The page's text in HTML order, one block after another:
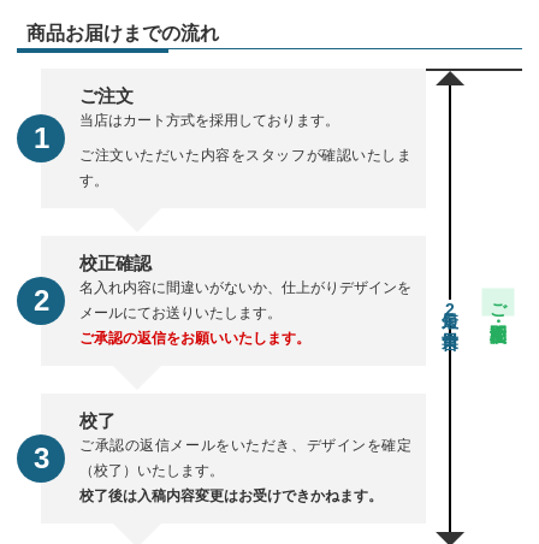
商品お届けまでの流れ
ご注文
当店はカート方式を採用しております。
ご注文いただいた内容をスタッフが確認いたしま
す。
校正確認
名入れ内容に間違いがないか、仕上がりデザインを
メールにてお送りいたします。
ご承認の返信をお願いいたします。
校了
ご承認の返信メールをいただき、デザインを確定
（校了）いたします。
校了後は入稿内容変更はお受けできかねます。
2 ご注文・校正期間